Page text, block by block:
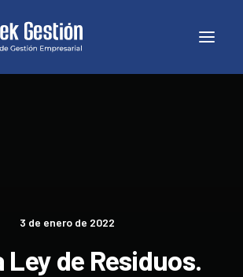
3 de enero de 2022
Ley de Residuos.